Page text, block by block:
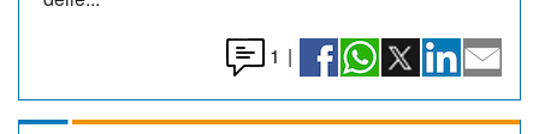
1 |